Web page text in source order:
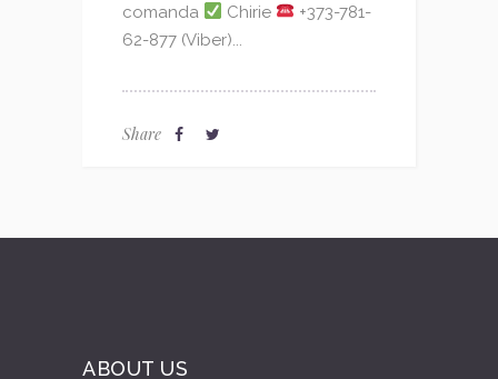
comanda
Chirie
+373-781-
62-877 (Viber)...
Share
ABOUT US